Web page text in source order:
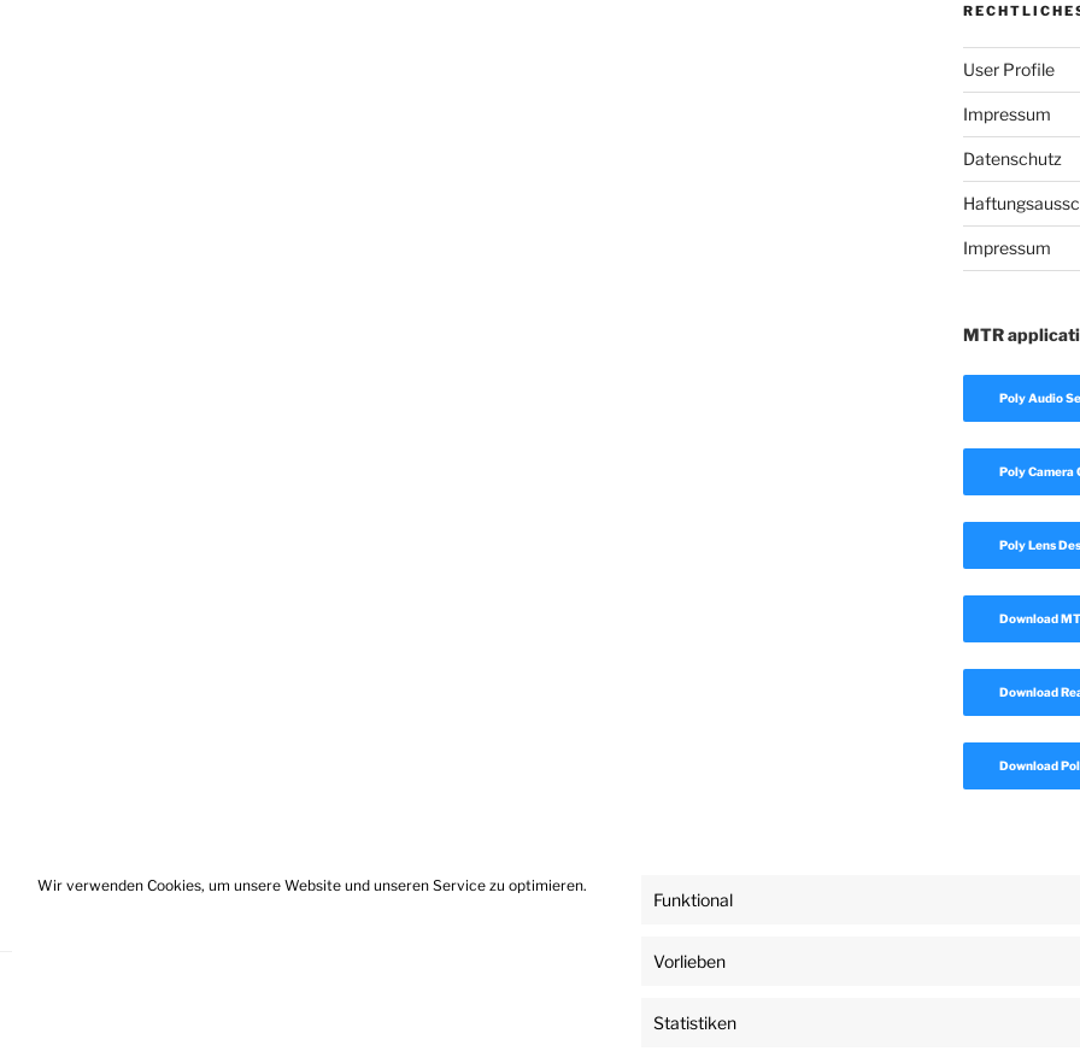
Wir verwenden Cookies, um unsere Website und unseren Service zu optimieren.
Funktional
Vorlieben
Statistiken
User Profile
Impressum
Datenschutz
Impressum
MTR
Poly Audio
Poly Camera
Poly Lens
Download
Download
Download